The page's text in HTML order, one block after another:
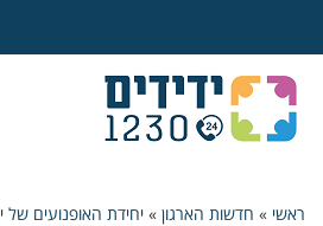
ראשי » חדשות הארגון » יחידת האופנועים של